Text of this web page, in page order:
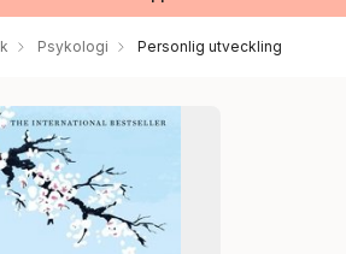
Psykologi Personlig utveckling